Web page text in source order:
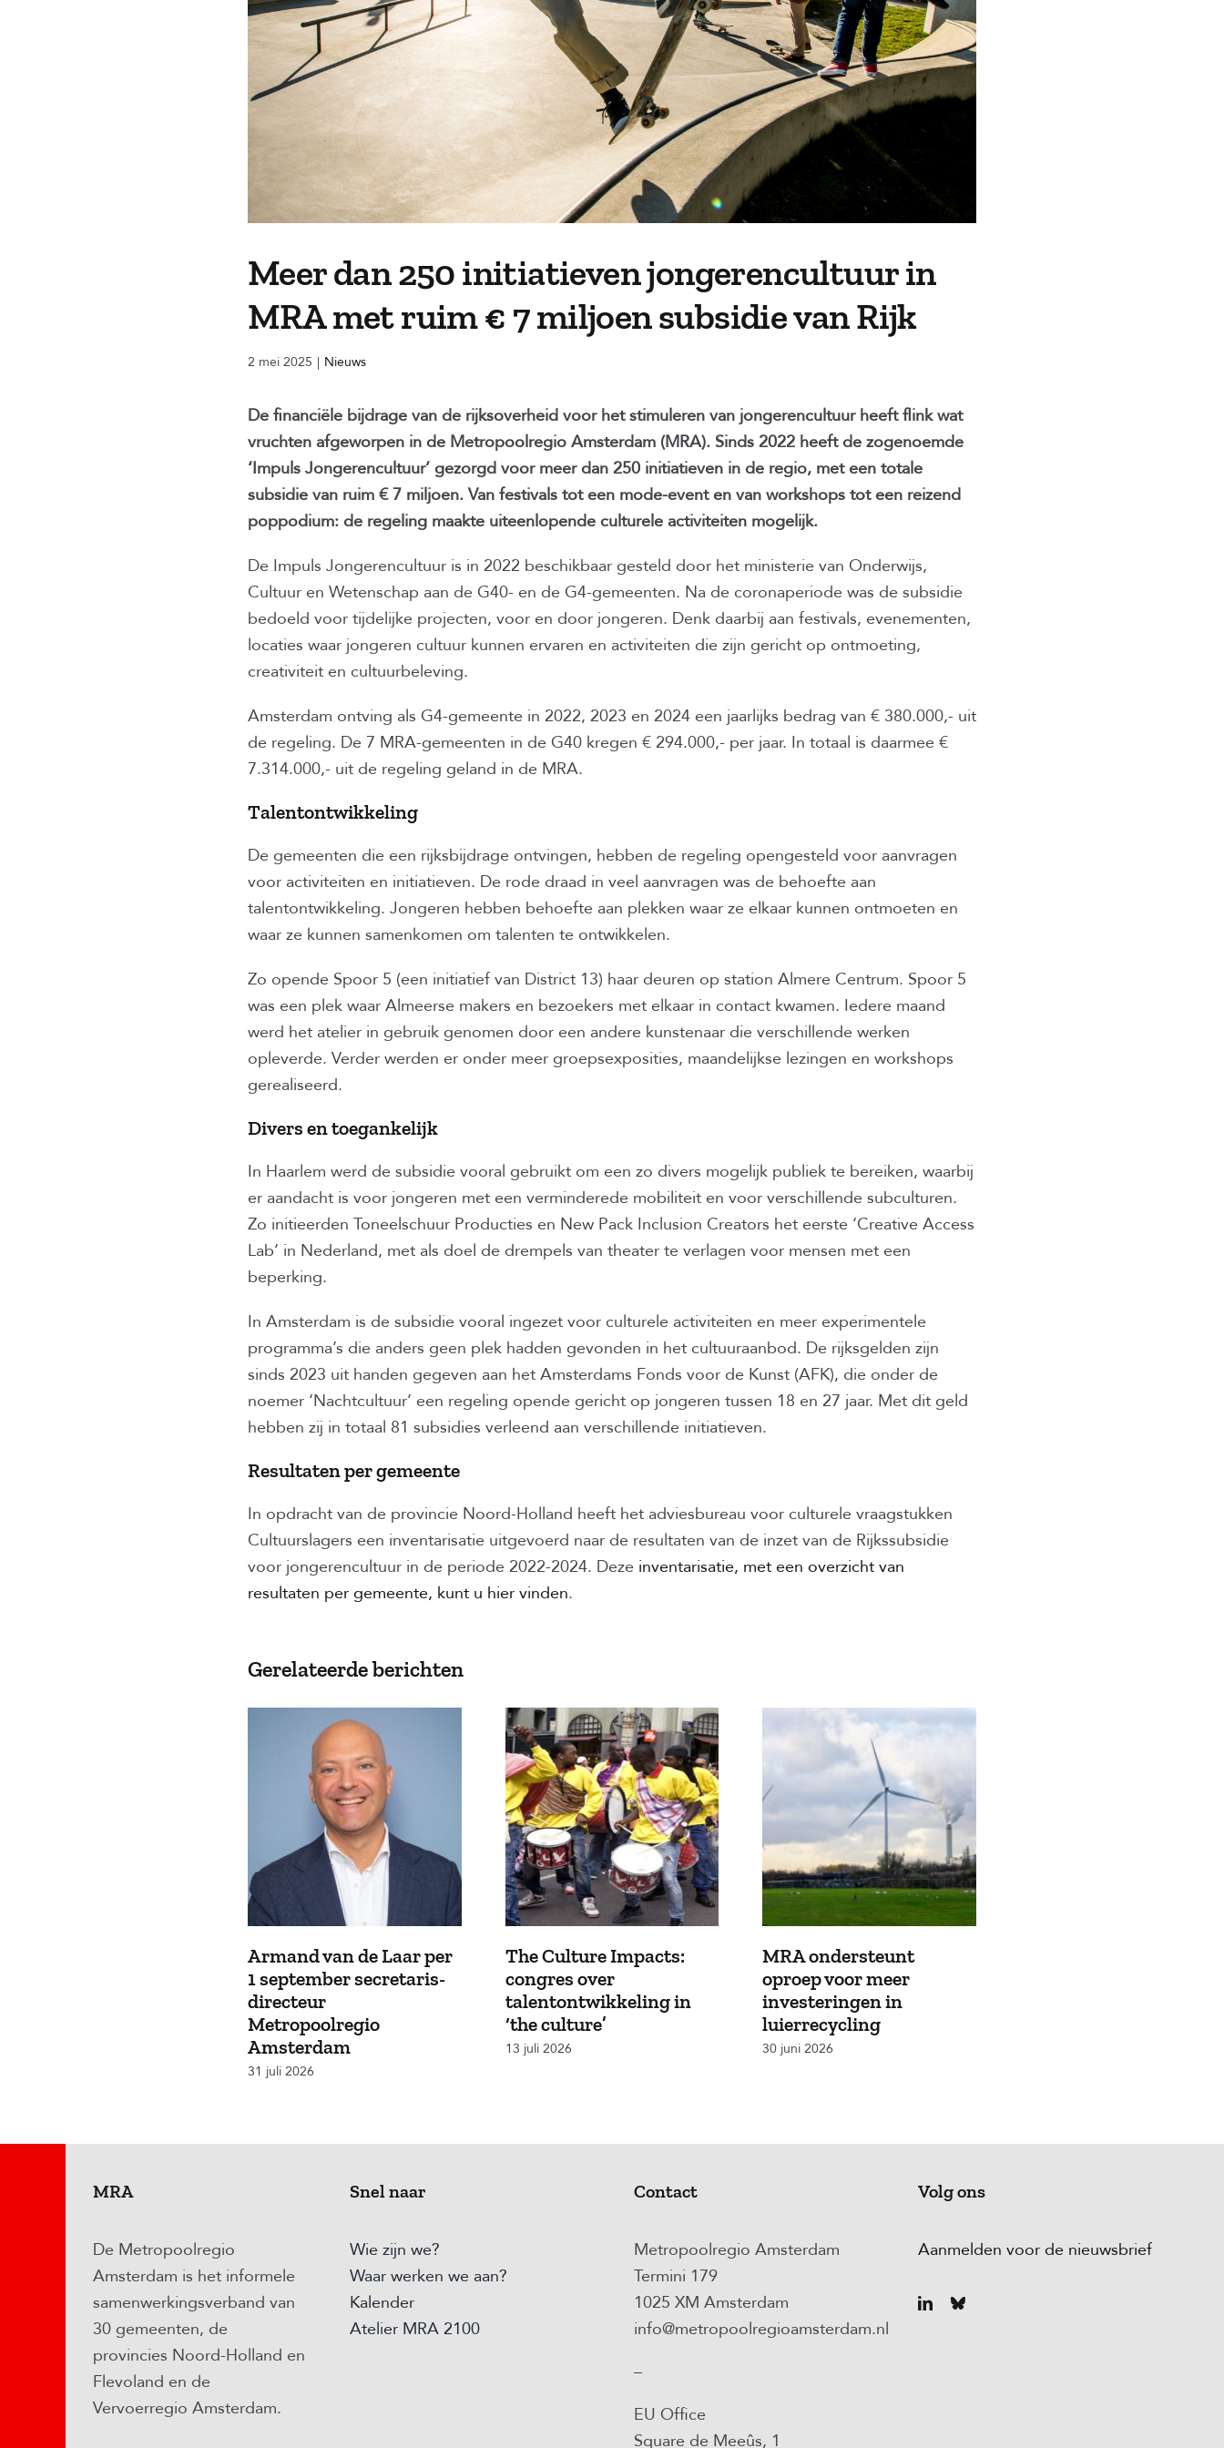
Meer dan 250 initiatieven jongerencultuur in
MRA met ruim € 7 miljoen subsidie van Rijk
2 mei 2025 | Nieuws
De financiële bijdrage van de rijksoverheid voor het stimuleren van jongerencultuur heeft flink wat
vruchten afgeworpen in de Metropoolregio Amsterdam (MRA). Sinds 2022 heeft de zogenoemde
‘Impuls Jongerencultuur’ gezorgd voor meer dan 250 initiatieven in de regio, met een totale
subsidie van ruim € 7 miljoen. Van festivals tot een mode-event en van workshops tot een reizend
poppodium: de regeling maakte uiteenlopende culturele activiteiten mogelijk.
De Impuls Jongerencultuur is in 2022 beschikbaar gesteld door het ministerie van Onderwijs,
Cultuur en Wetenschap aan de G40- en de G4-gemeenten. Na de coronaperiode was de subsidie
bedoeld voor tijdelijke projecten, voor en door jongeren. Denk daarbij aan festivals, evenementen,
locaties waar jongeren cultuur kunnen ervaren en activiteiten die zijn gericht op ontmoeting,
creativiteit en cultuurbeleving.
Amsterdam ontving als G4-gemeente in 2022, 2023 en 2024 een jaarlijks bedrag van € 380.000,- uit
de regeling. De 7 MRA-gemeenten in de G40 kregen € 294.000,- per jaar. In totaal is daarmee €
7.314.000,- uit de regeling geland in de MRA.
Talentontwikkeling
De gemeenten die een rijksbijdrage ontvingen, hebben de regeling opengesteld voor aanvragen
voor activiteiten en initiatieven. De rode draad in veel aanvragen was de behoefte aan
talentontwikkeling. Jongeren hebben behoefte aan plekken waar ze elkaar kunnen ontmoeten en
waar ze kunnen samenkomen om talenten te ontwikkelen.
Zo opende Spoor 5 (een initiatief van District 13) haar deuren op station Almere Centrum. Spoor 5
was een plek waar Almeerse makers en bezoekers met elkaar in contact kwamen. Iedere maand
werd het atelier in gebruik genomen door een andere kunstenaar die verschillende werken
opleverde. Verder werden er onder meer groepsexposities, maandelijkse lezingen en workshops
gerealiseerd.
Divers en toegankelijk
In Haarlem werd de subsidie vooral gebruikt om een zo divers mogelijk publiek te bereiken, waarbij
er aandacht is voor jongeren met een verminderede mobiliteit en voor verschillende subculturen.
Zo initieerden Toneelschuur Producties en New Pack Inclusion Creators het eerste ‘Creative Access
Lab’ in Nederland, met als doel de drempels van theater te verlagen voor mensen met een
beperking.
In Amsterdam is de subsidie vooral ingezet voor culturele activiteiten en meer experimentele
programma’s die anders geen plek hadden gevonden in het cultuuraanbod. De rijksgelden zijn
sinds 2023 uit handen gegeven aan het Amsterdams Fonds voor de Kunst (AFK), die onder de
noemer ‘Nachtcultuur’ een regeling opende gericht op jongeren tussen 18 en 27 jaar. Met dit geld
hebben zij in totaal 81 subsidies verleend aan verschillende initiatieven.
Resultaten per gemeente
In opdracht van de provincie Noord-Holland heeft het adviesbureau voor culturele vraagstukken
Cultuurslagers een inventarisatie uitgevoerd naar de resultaten van de inzet van de Rijkssubsidie
voor jongerencultuur in de periode 2022-2024. Deze inventarisatie, met een overzicht van
resultaten per gemeente, kunt u hier vinden.
Gerelateerde berichten
Armand van de Laar per
1 september secretaris-
directeur
Metropoolregio
Amsterdam
31 juli 2026
The Culture Impacts:
congres over
talentontwikkeling in
‘the culture’
13 juli 2026
MRA ondersteunt
oproep voor meer
investeringen in
luierrecycling
30 juni 2026
MRA
De Metropoolregio
Amsterdam is het informele
samenwerkingsverband van
30 gemeenten, de
provincies Noord-Holland en
Flevoland en de
Vervoerregio Amsterdam.
Snel naar
Wie zijn we?
Waar werken we aan?
Kalender
Atelier MRA 2100
Contact
Metropoolregio Amsterdam
Termini 179
1025 XM Amsterdam
info@metropoolregioamsterdam.nl
–
EU Office
Square de Meeûs, 1
Volg ons
Aanmelden voor de nieuwsbrief